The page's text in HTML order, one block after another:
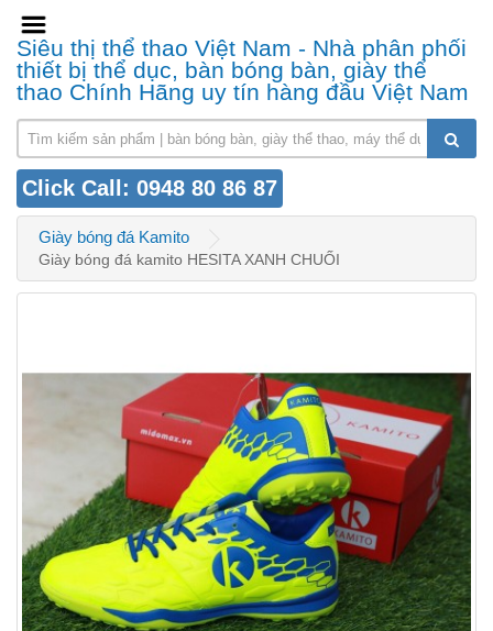
Siêu thị thể thao Việt Nam - Nhà phân phối
thiết bị thể dục, bàn bóng bàn, giày thể
thao Chính Hãng uy tín hàng đầu Việt Nam
Click Call: 0948 80 86 87
Giày bóng đá Kamito
Giày bóng đá kamito HESITA XANH CHUỐI